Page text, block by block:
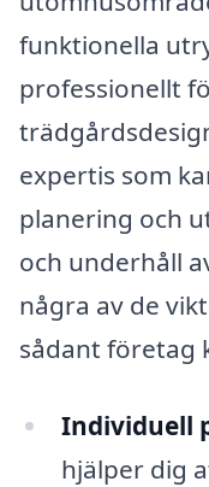
funktionella
professionellt
expertis som
planering och
och underhåll
några av de
sådant företag
Individuell
hjälper dig